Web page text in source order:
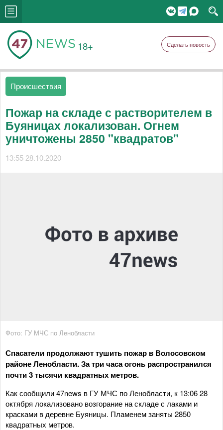
18+ Сделать новость
Происшествия
Пожар на складе с растворителем в
Буяницах локализован. Огнем
уничтожены 2850 "квадратов"
13:55 28.10.2020
Фото: ГУ МЧС по Ленобласти
Спасатели продолжают тушить пожар в Волосовском
районе Ленобласти. За три часа огонь распространился
почти 3 тысячи квадратных метров.
Как сообщили 47news в ГУ МЧС по Ленобласти, к 13:06 28
октября локализовано возгорание на складе с лаками и
красками в деревне Буяницы. Пламенем заняты 2850
квадратных метров.